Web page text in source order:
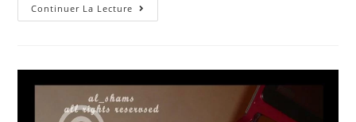
Continuer La Lecture Ceci
Se
Officiel
:
Audi